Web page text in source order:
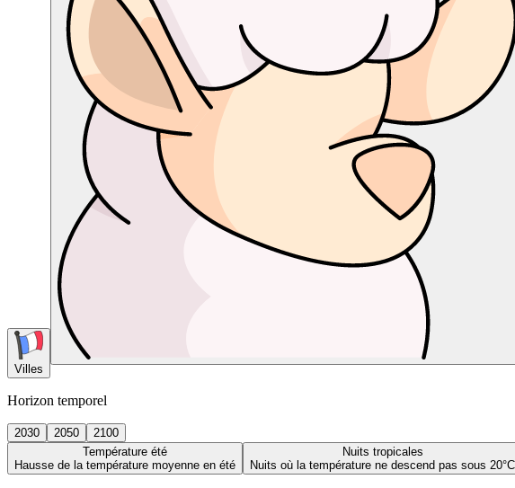
Villes
Horizon temporel
2030 2050
2100
Température été
Hausse de la température moyenne en été
Nuits tropicales
Nuits où la température ne descend pas sous 20°C